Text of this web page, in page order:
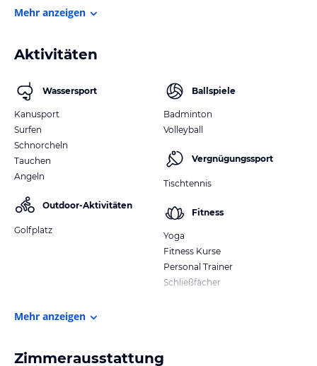
Mehr anzeigen
Aktivitäten
Wassersport
Kanusport
Surfen
Schnorcheln
Tauchen
Angeln
Outdoor-Aktivitäten
Golfplatz
Ballspiele
Badminton
Volleyball
Vergnügungssport
Tischtennis
Fitness
Yoga
Fitness Kurse
Personal Trainer
Schließfächer
Mehr anzeigen
Zimmerausstattung